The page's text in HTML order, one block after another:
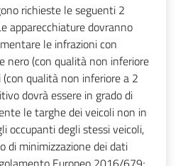
richieste le seguenti 2
apparecchiature dovranno
le infrazioni con
nero (con qualità non inferiore
qualità non inferiore a 2
dovrà essere in grado di
le targhe dei veicoli non in
occupanti degli stessi veicoli,
di minimizzazione dei dati